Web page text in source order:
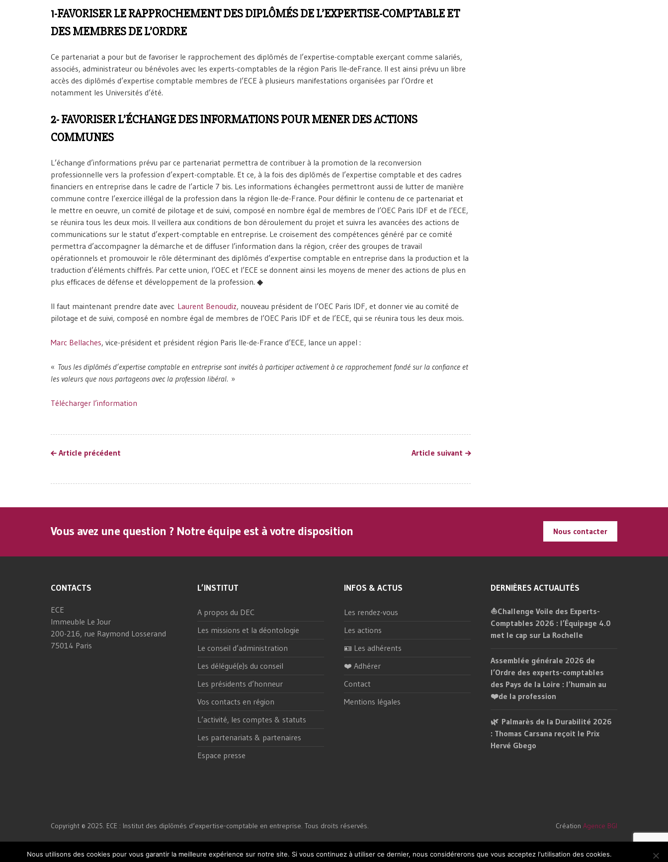
1-FAVORISER LE RAPPROCHEMENT DES DIPLÔMÉS DE L’EXPERTISE-COMPTABLE ET
DES MEMBRES DE L’ORDRE
Ce partenariat a pour but de favoriser le rapprochement des diplômés de l’expertise-comptable exerçant comme salariés,
associés, administrateur ou bénévoles avec les experts-comptables de la région Paris Ile-deFrance. Il est ainsi prévu un libre
accès des diplômés d’expertise comptable membres de l’ECE à plusieurs manifestations organisées par l’Ordre et
notamment les Universités d’été.
2- FAVORISER L’ÉCHANGE DES INFORMATIONS POUR MENER DES ACTIONS
COMMUNES
L’échange d’informations prévu par ce partenariat permettra de contribuer à la promotion de la reconversion
professionnelle vers la profession d’expert-comptable. Et ce, à la fois des diplômés de l’expertise comptable et des cadres
financiers en entreprise dans le cadre de l’article 7 bis. Les informations échangées permettront aussi de lutter de manière
commune contre l’exercice illégal de la profession dans la région Ile-de-France. Pour définir le contenu de ce partenariat et
le mettre en oeuvre, un comité de pilotage et de suivi, composé en nombre égal de membres de l’OEC Paris IDF et de l’ECE,
se réunira tous les deux mois. Il veillera aux conditions de bon déroulement du projet et suivra les avancées des actions de
communications sur le statut d’expert-comptable en entreprise. Le croisement des compétences généré par ce comité
permettra d’accompagner la démarche et de diffuser l’information dans la région, créer des groupes de travail
opérationnels et promouvoir le rôle déterminant des diplômés d’expertise comptable en entreprise dans la production et la
traduction d’éléments chiffrés. Par cette union, l’OEC et l’ECE se donnent ainsi les moyens de mener des actions de plus en
plus efficaces de défense et développement de la profession. ◆
Il faut maintenant prendre date avec Laurent Benoudiz, nouveau président de l’OEC Paris IDF, et donner vie au comité de
pilotage et de suivi, composé en nombre égal de membres de l’OEC Paris IDF et de l’ECE, qui se réunira tous les deux mois.
Marc Bellaches, vice-président et président région Paris Ile-de-France d’ECE, lance un appel :
« Tous les diplômés d’expertise comptable en entreprise sont invités à participer activement à ce rapprochement fondé sur la confiance et
les valeurs que nous partageons avec la profession libéral. »
Télécharger l’information
Article précédent Article suivant
Vous avez une question ? Notre équipe est à votre disposition Nous contacter
CONTACTS
ECE
Immeuble Le Jour
200-216, rue Raymond Losserand
75014 Paris
L’INSTITUT
A propos du DEC
Les missions et la déontologie
Le conseil d’administration
Les délégué(e)s du conseil
Les présidents d’honneur
Vos contacts en région
L’activité, les comptes & statuts
Les partenariats & partenaires
Espace presse
INFOS & ACTUS
Les rendez-vous
Les actions
🪪 Les adhérents
❤️ Adhérer
Contact
Mentions légales
DERNIÈRES ACTUALITÉS
⛵Challenge Voile des Experts-
Comptables 2026 : l’Équipage 4.0
met le cap sur La Rochelle
Assemblée générale 2026 de
l’Ordre des experts-comptables
des Pays de la Loire : l’humain au
❤️de la profession
🌿 Palmarès de la Durabilité 2026
: Thomas Carsana reçoit le Prix
Hervé Gbego
Copyright © 2025. ECE : Institut des diplômés d‘expertise-comptable en entreprise. Tous droits réservés. Création Agence BGI
Nous utilisons des cookies pour vous garantir la meilleure expérience sur notre site. Si vous continuez à utiliser ce dernier, nous considérerons que vous acceptez l'utilisation des cookies.